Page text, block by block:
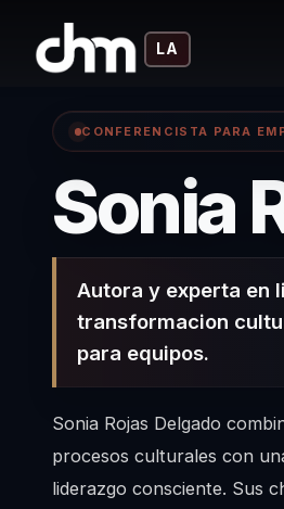
LA
CONFERENCISTA PARA
Sonia
Autora y experta en
transformacion
para equipos.
Sonia Rojas Delgado
procesos culturales con
liderazgo consciente. Sus